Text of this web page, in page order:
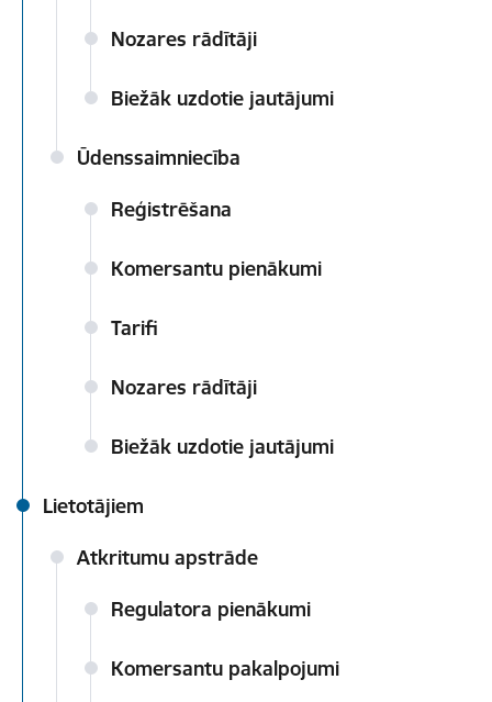
Nozares rādītāji
Biežāk uzdotie jautājumi
Ūdenssaimniecība
Reģistrēšana
Komersantu pienākumi
Tarifi
Nozares rādītāji
Biežāk uzdotie jautājumi
Lietotājiem
Atkritumu apstrāde
Regulatora pienākumi
Komersantu pakalpojumi